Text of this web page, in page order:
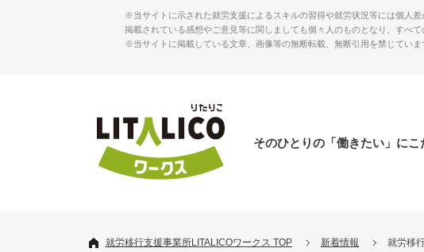
※当サイトに示された就労支援によるスキルの習得や就労状況等には個人
掲載されている感想やご意見等に関しましても個々人のものとなり、すべて
※当サイトに掲載している文章、画像等の無断転載、無断引用を禁じていま
そのひとりの「働きたい」にこ
就労移行支援事業所LITALICOワークス TOP 新着情報 就労移